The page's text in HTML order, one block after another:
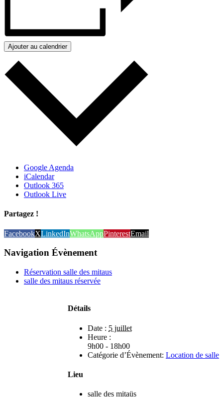
Ajouter au calendrier
Google Agenda
iCalendar
Outlook 365
Outlook Live
Partagez !
FacebookXLinkedInWhatsAppPinterestEmail
Navigation Évènement
Réservation salle des mitaus
salle des mitaus réservée
Détails
Date : 5 juillet
Heure :
9h00 - 18h00
Catégorie d’Évènement: Location de salle
Lieu
salle des mitaüs